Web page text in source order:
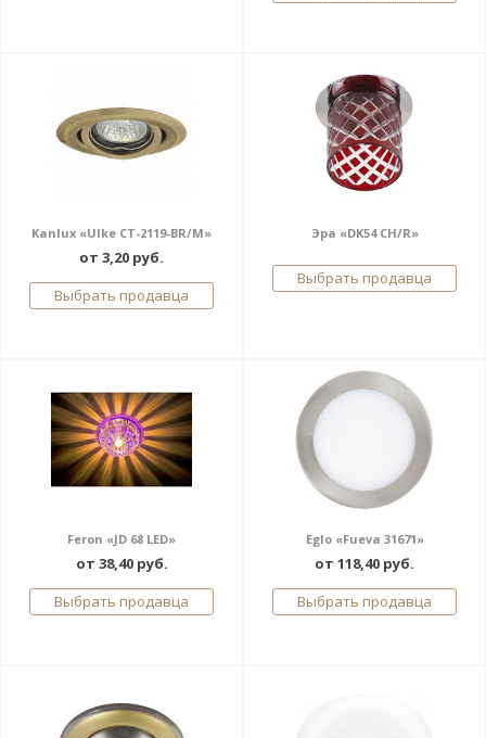
Kanlux «Ulke CT-2119-BR/M»
от 3,20 руб.
Выбрать продавца
Эра «DK54 CH/R»
Выбрать продавца
Feron «JD 68 LED»
от 38,40 руб.
Выбрать продавца
Eglo «Fueva 31671»
от 118,40 руб.
Выбрать продавца